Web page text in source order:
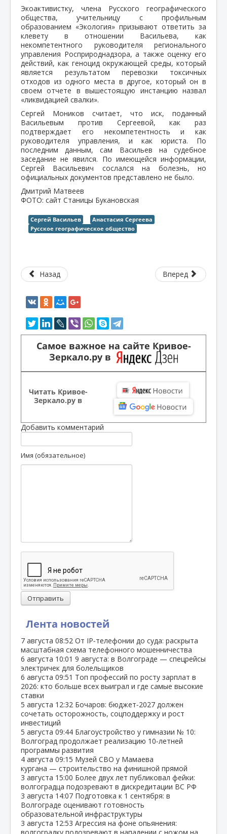
Лента новостей
7 августа 08:52 От IP‑телефонии до суда: раскрыта
масштабная схема телефонного мошенничества
6 августа 10:01 9 августа: в Волгограде — спецрейсы
электричек для болельщиков
6 августа 09:51 Топ профессий по росту зарплат в
2026: кто больше всех выиграл и где самые высокие
ставки
5 августа 12:32 Бочаров: бюджет‑2027 должен
сочетать осторожность, соцподдержку и рост
инвестиций
5 августа 09:44 Благоустройство у гимназии № 10:
Волгоград продолжает реализацию 10‑летней
программы развития
4 августа 09:15 Музей СВО у Мамаева
кургана — строительство на финишной прямой
3 августа 15:00 Более двух лет публиковал фейки:
волгоградца подозревают в дискредитации ВС РФ
3 августа 14:07 Подготовка к 1 сентября: в
Волгограде оценивают готовность
образовательной инфраструктуры
3 августа 12:53 Агрессия на фоне опьянения:
Экоактивистку, члена Русского географического
общества, учительницу с профильным
образованием «Экология» призывают ответить за
клевету в отношении Васильева, как
некомпетентного руководителя регионального
управления Росприроднадзора, а также оценку его
действий, как геноцид окружающей среды, который
является результатом перевозки токсичных
отходов из одного места в другое, который он в
своем отчете в вышестоящую инстанцию назвал
«ликвидацией свалки».
Сергей Моников считает, что иск, поданный
Васильевым против Сергеевой, как раз
подтверждает его некомпетентность и как
руководителя управления, и как юриста. По
последним данным, сам Васильев на судебное
заседание не явился. По имеющейся информации,
Сергей Васильевич сослался на болезнь, но
официальных документов представлено не было.
Дмитрий Матвеев
ФОТО: сайт Станицы Букановская
Сергей Васильев
Анастасия Сергеева
Русское географическое общество
Назад Вперед
Самое важное на сайте Кривое-
Зеркало.ру в
Читать Кривое-
Зеркало.ру в
Добавить комментарий
Имя (обязательное)
Отправить